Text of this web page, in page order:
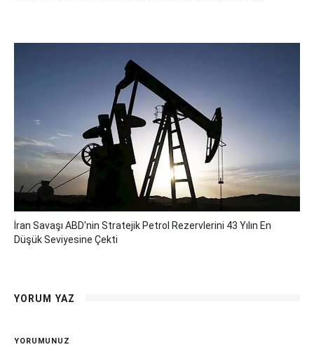
İran Savaşı ABD'nin Stratejik Petrol Rezervlerini 43 Yılın En
Düşük Seviyesine Çekti
YORUM YAZ
YORUMUNUZ